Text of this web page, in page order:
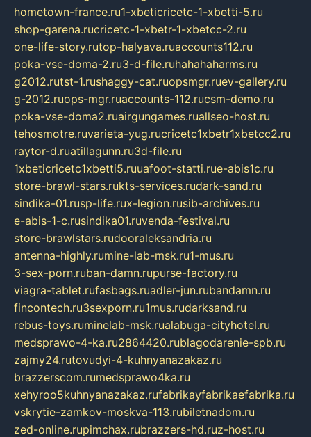
hometown-france.ru1-xbeticricetc-1-xbetti-5.ru
shop-garena.rucricetc-1-xbetr-1-xbetcc-2.ru
one-life-story.rutop-halyava.ruaccounts112.ru
poka-vse-doma-2.ru3-d-file.ruhahahaharms.ru
g2012.rutst-1.rushaggy-cat.ruopsmgr.ruev-gallery.ru
g-2012.ruops-mgr.ruaccounts-112.rucsm-demo.ru
poka-vse-doma2.ruairgungames.ruallseo-host.ru
tehosmotre.ruvarieta-yug.rucricetc1xbetr1xbetcc2.ru
raytor-d.ruatillagunn.ru3d-file.ru
1xbeticricetc1xbetti5.ruuafoot-statti.rue-abis1c.ru
store-brawl-stars.rukts-services.rudark-sand.ru
sindika-01.rusp-life.rux-legion.rusib-archives.ru
e-abis-1-c.rusindika01.ruvenda-festival.ru
store-brawlstars.rudooraleksandria.ru
antenna-highly.rumine-lab-msk.ru1-mus.ru
3-sex-porn.ruban-damn.rupurse-factory.ru
viagra-tablet.rufasbags.ruadler-jun.rubandamn.ru
fincontech.ru3sexporn.ru1mus.rudarksand.ru
rebus-toys.ruminelab-msk.rualabuga-cityhotel.ru
medsprawo-4-ka.ru2864420.rublagodarenie-spb.ru
zajmy24.rutovudyi-4-kuhnyanazakaz.ru
brazzerscom.rumedsprawo4ka.ru
xehyroo5kuhnyanazakaz.rufabrikayfabrikaefabrika.ru
vskrytie-zamkov-moskva-113.rubiletnadom.ru
zed-online.rupimchax.rubrazzers-hd.ruz-host.ru